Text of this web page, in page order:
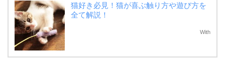
猫好き必見！猫が喜ぶ触り方や遊び方を
全て解説！
With